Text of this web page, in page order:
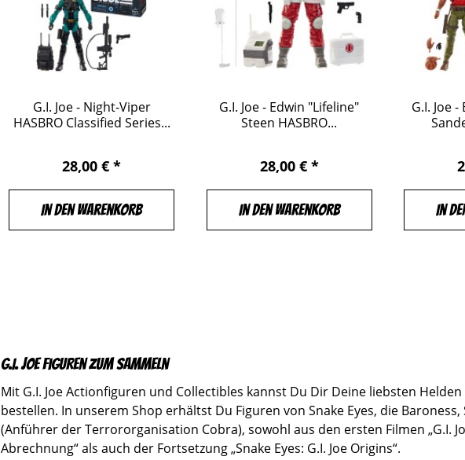
G.I. Joe - Night-Viper
HASBRO Classified Series...
28,00 € *
In den Warenkorb
G.I. Joe - Edwin "Lifeline"
Steen HASBRO...
28,00 € *
In den Warenkorb
G.I. Joe
In
G.I. Joe Figuren zum Sammeln
Mit G.I. Joe Actionfiguren und Collectibles kannst Du Dir Deine liebsten
bestellen. In unserem Shop erhältst Du Figuren von Snake Eyes, die
(Anführer der Terrororganisation Cobra), sowohl aus den ersten Filmen „G.I.
Abrechnung“ als auch der Fortsetzung „Snake Eyes: G.I. Joe Origins“.